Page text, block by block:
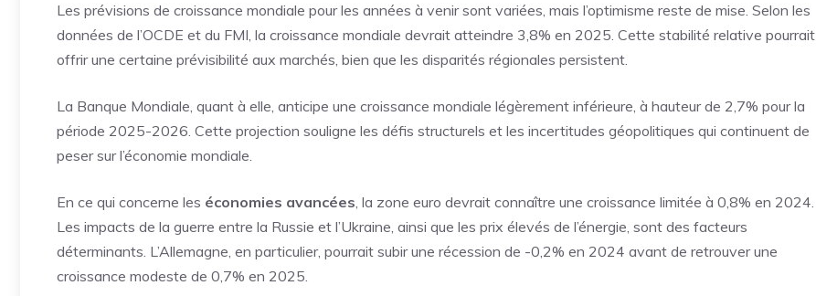
Les prévisions de croissance mondiale pour les années à venir sont variées, mais l’optimisme reste de mise. Selon les
données de l’OCDE et du FMI, la croissance mondiale devrait atteindre 3,8% en 2025. Cette stabilité relative pourrait
offrir une certaine prévisibilité aux marchés, bien que les disparités régionales persistent.
La Banque Mondiale, quant à elle, anticipe une croissance mondiale légèrement inférieure, à hauteur de 2,7% pour la
période 2025-2026. Cette projection souligne les défis structurels et les incertitudes géopolitiques qui continuent de
peser sur l’économie mondiale.
En ce qui concerne les économies avancées, la zone euro devrait connaître une croissance limitée à 0,8% en 2024.
Les impacts de la guerre entre la Russie et l’Ukraine, ainsi que les prix élevés de l’énergie, sont des facteurs
déterminants. L’Allemagne, en particulier, pourrait subir une récession de -0,2% en 2024 avant de retrouver une
croissance modeste de 0,7% en 2025.